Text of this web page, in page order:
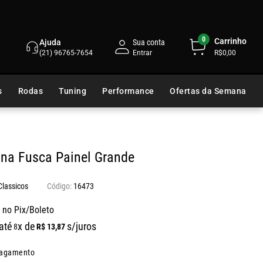
Ajuda
(21) 96765-7654
Sua conta 0 Carrinho
R$0,00
Rodas Tuning Performance Ofertas da Semana
Fusca Painel Grande
16473
no Pix/Boleto
8x de R$ 13,87 s/juros